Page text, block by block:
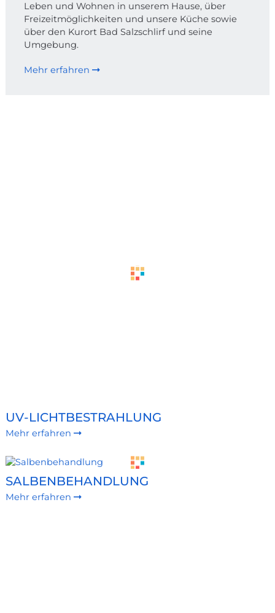
Leben und Wohnen in unserem Hause, über
Freizeitmöglichkeiten und unsere Küche sowie
über den Kurort Bad Salzschlirf und seine
Umgebung.
Mehr erfahren
UV-LICHTBESTRAHLUNG
Mehr erfahren
SALBENBEHANDLUNG
Mehr erfahren